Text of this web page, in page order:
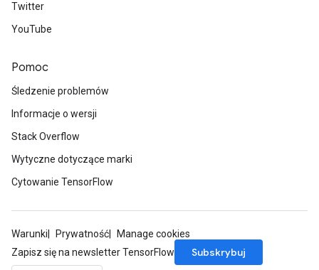
Twitter
YouTube
Pomoc
Śledzenie problemów
Informacje o wersji
Stack Overflow
Wytyczne dotyczące marki
Cytowanie TensorFlow
Warunki Prywatność
Manage cookies
Zapisz się na newsletter TensorFlow
Subskrybuj